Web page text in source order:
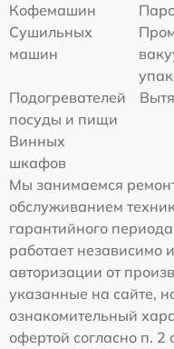
Кофемашин
Сушильных
машин
Подогревателей
посуды и пищи
Винных
шкафов
Мы занимаемся
обслуживанием
гарантийного
работает независимо
авторизации от
указанные на сайте,
ознакомительный
офертой согласно п.